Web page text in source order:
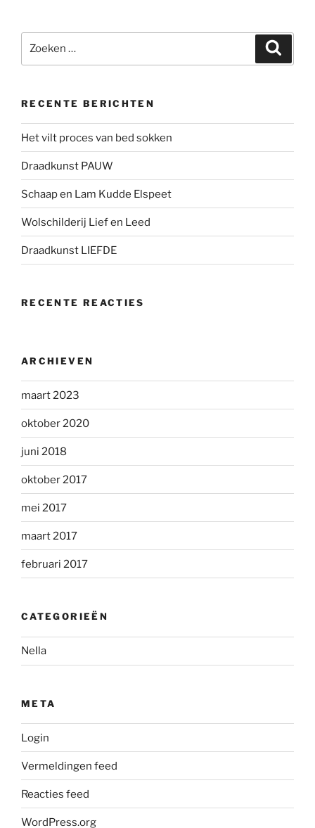
naar:
RECENTE BERICHTEN
Het vilt proces van bed sokken
Draadkunst PAUW
Schaap en Lam Kudde Elspeet
Wolschilderij Lief en Leed
Draadkunst LIEFDE
RECENTE REACTIES
ARCHIEVEN
maart 2023
oktober 2020
juni 2018
oktober 2017
mei 2017
maart 2017
februari 2017
CATEGORIEËN
Nella
META
Login
Vermeldingen feed
Reacties feed
WordPress.org